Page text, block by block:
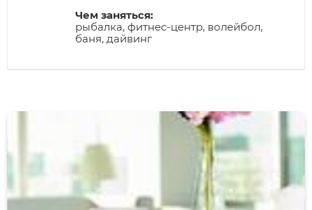
Чем заняться:
рыбалка, фитнес-центр, волейбол,
баня, дайвинг